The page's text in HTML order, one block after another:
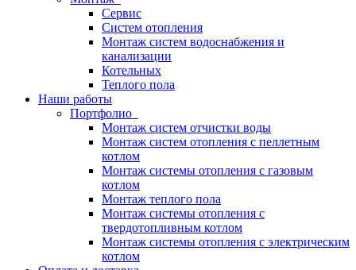
Сервис
Систем отопления
Монтаж систем водоснабжения и
канализации
Котельных
Теплого пола
Наши работы
Портфолио
Монтаж систем отчистки воды
Монтаж систем отопления с пеллетным
котлом
Монтаж системы отопления с газовым
котлом
Монтаж теплого пола
Монтаж системы отопления с
твердотопливным котлом
Монтаж системы отопления с электрическим
котлом